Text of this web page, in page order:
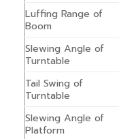
Luffing Range of
Boom
Slewing Angle of
Turntable
Tail Swing of
Turntable
Slewing Angle of
Platform